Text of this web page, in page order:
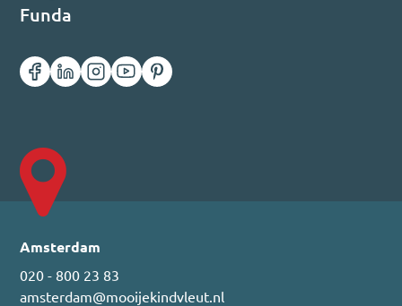
Funda
Amsterdam
020 - 800 23 83
amsterdam@mooijekindvleut.nl